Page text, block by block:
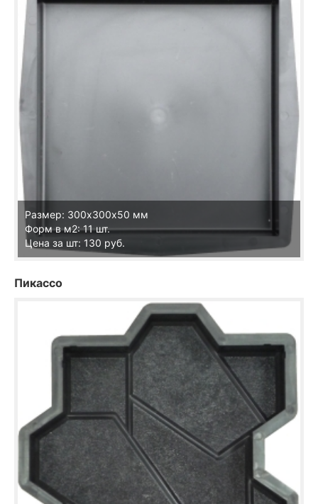
Размер: 300х300х50 мм
Форм в м2: 11 шт.
Цена за шт: 130 руб.
Пикассо